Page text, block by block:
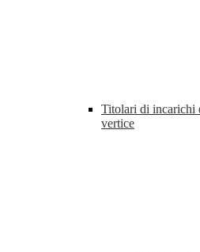
Titolari di incarichi
vertice